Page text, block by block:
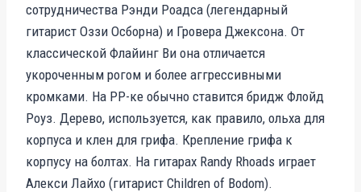
сотрудничества Рэнди Роадса (легендарный
гитарист Оззи Осборна) и Гровера Джексона. От
классической Флайинг Ви она отличается
укороченным рогом и более аггрессивными
кромками. На РР-ке обычно ставится бридж Флойд
Роуз. Дерево, используется, как правило, ольха для
корпуса и клен для грифа. Крепление грифа к
корпусу на болтах. На гитарах Randy Rhoads играет
Алекси Лайхо (гитарист Children of Bodom).